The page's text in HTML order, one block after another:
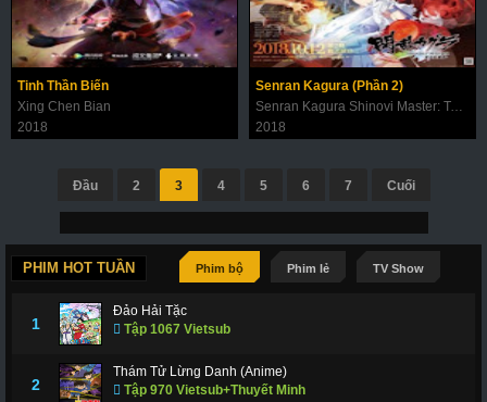
Tinh Thần Biến
Xing Chen Bian
2018
Senran Kagura (Phần 2)
Senran Kagura Shinovi Master: Tokyo Youma-hen
2018
Đầu 2 3 4 5 6 7 Cuối
PHIM HOT TUẦN Phim bộ Phim lẻ TV Show
1
Đảo Hải Tặc
Tập 1067 Vietsub
2
Thám Tử Lừng Danh (Anime)
Tập 970 Vietsub+Thuyết Minh